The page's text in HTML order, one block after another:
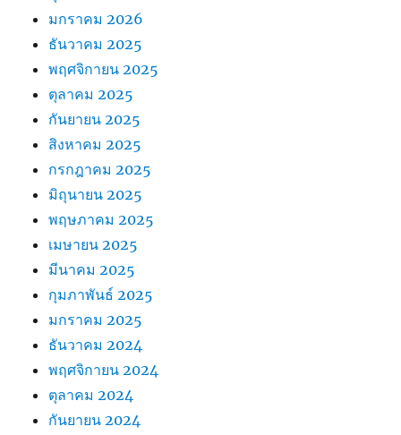
มกราคม 2026
ธันวาคม 2025
พฤศจิกายน 2025
ตุลาคม 2025
กันยายน 2025
สิงหาคม 2025
กรกฎาคม 2025
มิถุนายน 2025
พฤษภาคม 2025
เมษายน 2025
มีนาคม 2025
กุมภาพันธ์ 2025
มกราคม 2025
ธันวาคม 2024
พฤศจิกายน 2024
ตุลาคม 2024
กันยายน 2024